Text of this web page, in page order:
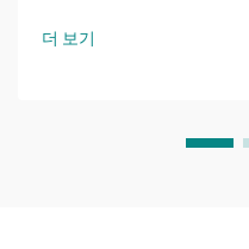
지하려는 노력의 일환으로
더 인기를 얻고 있습니다...
더 보기